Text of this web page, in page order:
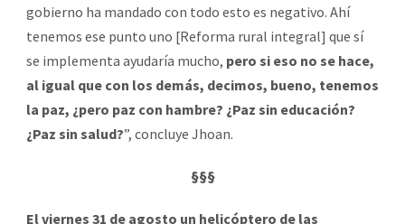
gobierno ha mandado con todo esto es negativo. Ahí
tenemos ese punto uno [Reforma rural integral] que sí
se implementa ayudaría mucho, pero si eso no se hace,
al igual que con los demás, decimos, bueno, tenemos
la paz, ¿pero paz con hambre? ¿Paz sin educación?
¿Paz sin salud?”, concluye Jhoan.
§§§
El viernes 31 de agosto un helicóptero de las